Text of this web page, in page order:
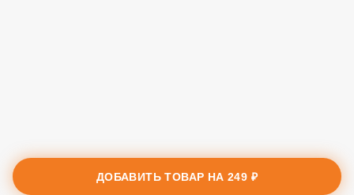
ДОБАВИТЬ ТОВАР НА249 ₽